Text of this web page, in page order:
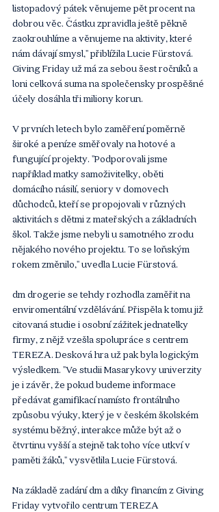
listopadový pátek věnujeme pět procent na
dobrou věc. Částku zpravidla ještě pěkně
zaokrouhlíme a věnujeme na aktivity, které
nám dávají smysl," přiblížila Lucie Fürstová.
Giving Friday už má za sebou šest ročníků a
loni celková suma na společensky prospěšné
účely dosáhla tři miliony korun.
V prvních letech bylo zaměření poměrně
široké a peníze směřovaly na hotové a
fungující projekty. "Podporovali jsme
například matky samoživitelky, oběti
domácího násilí, seniory v domovech
důchodců, kteří se propojovali v různých
aktivitách s dětmi z mateřských a základních
škol. Takže jsme nebyli u samotného zrodu
nějakého nového projektu. To se loňským
rokem změnilo," uvedla Lucie Fürstová.
dm drogerie se tehdy rozhodla zaměřit na
enviromentální vzdělávání. Přispěla k tomu již
citovaná studie i osobní zážitek jednatelky
firmy, z nějž vzešla spolupráce s centrem
TEREZA. Desková hra už pak byla logickým
výsledkem. "Ve studii Masarykovy univerzity
je i závěr, že pokud budeme informace
předávat gamifikací namísto frontálního
způsobu výuky, který je v českém školském
systému běžný, interakce může být až o
čtvrtinu vyšší a stejně tak toho více utkví v
paměti žáků," vysvětlila Lucie Fürstová.
Na základě zadání dm a díky financím z Giving
Friday vytvořilo centrum TEREZA